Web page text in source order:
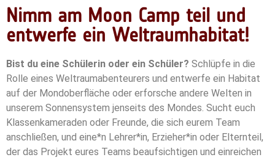
Nimm am Moon Camp teil und
entwerfe ein Weltraumhabitat!
Bist du eine Schülerin oder ein Schüler? Schlüpfe in die
Rolle eines Weltraumabenteurers und entwerfe ein Habitat
auf der Mondoberfläche oder erforsche andere Welten in
unserem Sonnensystem jenseits des Mondes. Sucht euch
Klassenkameraden oder Freunde, die sich eurem Team
anschließen, und eine*n Lehrer*in, Erzieher*in oder Elternteil,
der das Projekt eures Teams beaufsichtigen und einreichen